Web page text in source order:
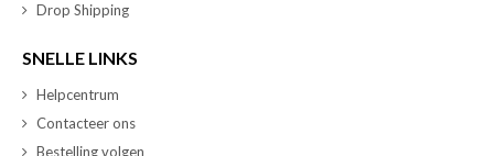
Drop Shipping
SNELLE LINKS
Helpcentrum
Contacteer ons
Bestelling volgen